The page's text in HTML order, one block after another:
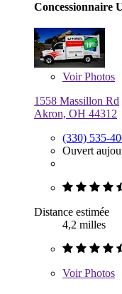
Concessionnaire
VoirPhotos
1558 Massillon Rd
Akron, OH 44312
(330) 535-
Ouvert
Distance estimée
4,2 milles
VoirPhotos